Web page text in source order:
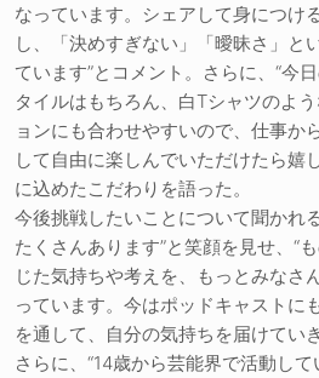
なっています。シェアして身につけ
し、「決めすぎない」「曖昧さ」と
ています”とコメント。さらに、“今
タイルはもちろん、白Tシャツのよ
ョンにも合わせやすいので、仕事か
して自由に楽しんでいただけたら嬉
に込めたこだわりを語った。
今後挑戦したいことについて聞かれ
たくさんあります”と笑顔を見せ、“
じた気持ちや考えを、もっとみなさ
っています。今はポッドキャストに
を通して、自分の気持ちを届けてい
さらに、“14歳から芸能界で活動し